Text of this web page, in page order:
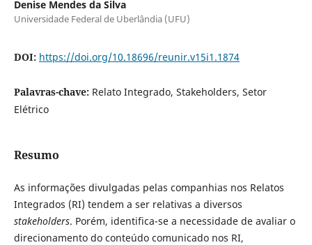
Denise Mendes da Silva
Universidade Federal de Uberlândia (UFU)
DOI: https://doi.org/10.18696/reunir.v15i1.1874
Palavras-chave: Relato Integrado, Stakeholders, Setor
Elétrico
Resumo
As informações divulgadas pelas companhias nos Relatos
Integrados (RI) tendem a ser relativas a diversos
stakeholders. Porém, identifica-se a necessidade de avaliar o
direcionamento do conteúdo comunicado nos RI,